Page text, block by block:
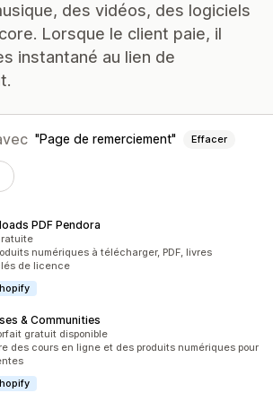
des vidéos, des logiciels
Lorsque le client paie, il
instantané au lien de
Page de remerciement Effacer
PDF Pendora
5
numériques à télécharger, PDF, livres
de licence
& Communities
5
gratuit disponible
des cours en ligne et des produits numériques pour